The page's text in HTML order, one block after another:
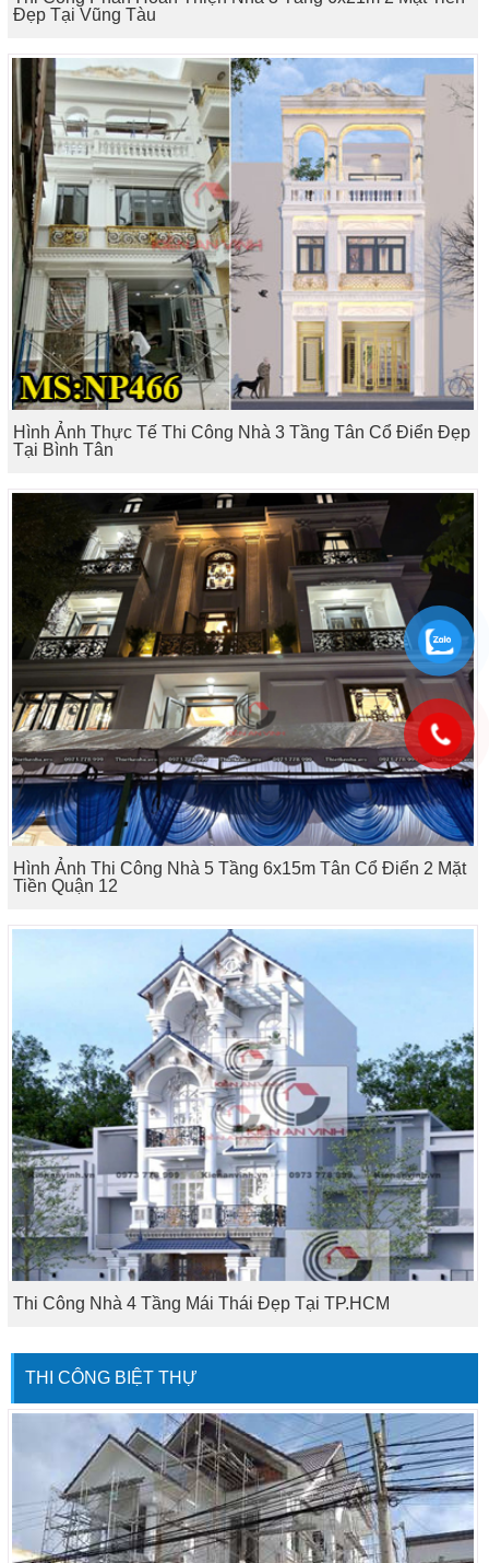
Đẹp Tại Vũng Tàu
Hình Ảnh Thực Tế Thi Công Nhà 3 Tầng Tân Cổ Điển Đẹp
Tại Bình Tân
Hình Ảnh Thi Công Nhà 5 Tầng 6x15m Tân Cổ Điển 2 Mặt
Tiền Quận 12
Thi Công Nhà 4 Tầng Mái Thái Đẹp Tại TP.HCM
THI CÔNG BIỆT THỰ